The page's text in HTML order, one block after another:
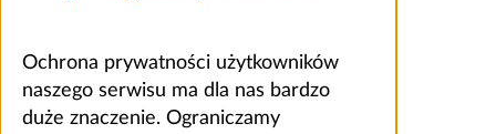
Ochrona prywatności użytkowników
naszego serwisu ma dla nas bardzo
duże znaczenie. Ograniczamy